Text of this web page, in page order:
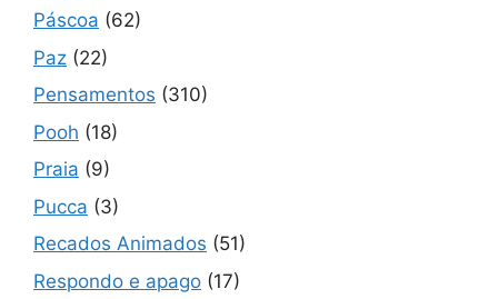
Páscoa (62)
Paz (22)
Pensamentos (310)
Pooh (18)
Praia (9)
Pucca (3)
Recados Animados (51)
Respondo e apago (17)